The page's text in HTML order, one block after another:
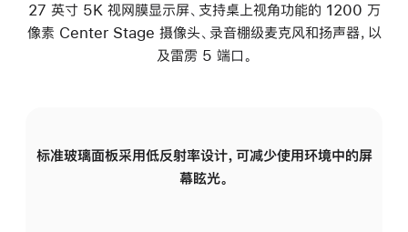
27 英寸 5K 视网膜显示屏、支持桌上视角功能的 1200 万
像素 Center Stage 摄像头、录音棚级麦克风和扬声器，以
及雷雳 5 端口。
标准玻璃面板采用低反射率设计，可减少使用环境中的屏
幕眩光。